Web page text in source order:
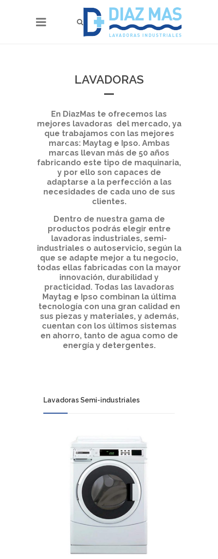
LAVADORAS
En DiazMas te ofrecemos las
mejores lavadoras del mercado, ya
que trabajamos con las mejores
marcas: Maytag e Ipso. Ambas
marcas llevan más de 50 años
fabricando este tipo de maquinaria,
y por ello son capaces de
adaptarse a la perfección a las
necesidades de cada uno de sus
clientes.
Dentro de nuestra gama de
productos podrás elegir entre
lavadoras industriales, semi-
industriales o autoservicio, según la
que se adapte mejor a tu negocio,
todas ellas fabricadas con la mayor
innovación, durabilidad y
practicidad. Todas las lavadoras
Maytag e Ipso combinan la última
tecnología con una gran calidad en
sus piezas y materiales, y además,
cuentan con los últimos sistemas
en ahorro, tanto de agua como de
energía y detergentes.
Lavadoras Semi-industriales